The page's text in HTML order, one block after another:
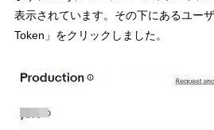
表示されています。その下にあるユー
Token」をクリックしました。